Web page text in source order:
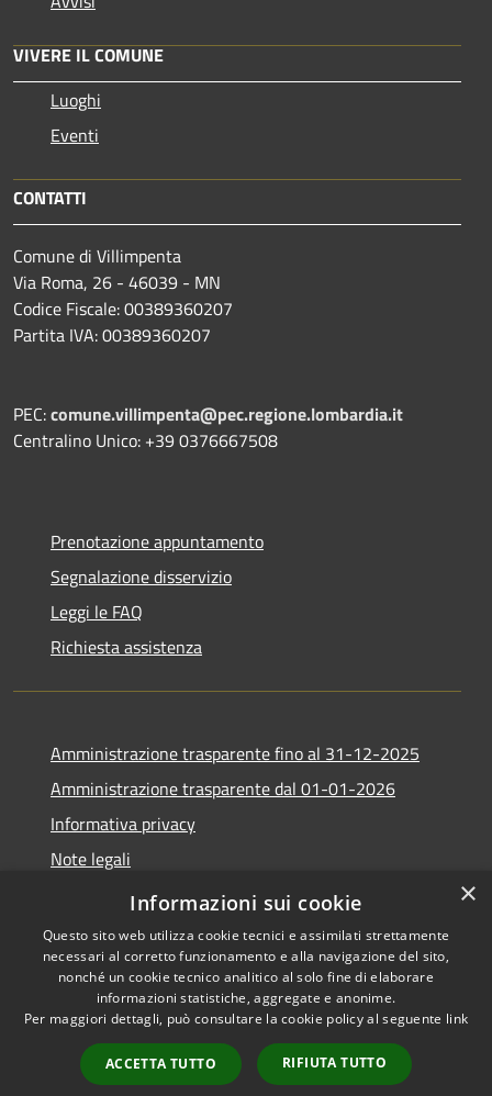
VIVERE IL COMUNE
Luoghi
Eventi
CONTATTI
Comune di Villimpenta
Via Roma, 26 - 46039 - MN
Codice Fiscale: 00389360207
Partita IVA: 00389360207
PEC:comune.villimpenta@pec.regione.lombardia.it
Centralino Unico: +39 0376667508
Prenotazione appuntamento
Segnalazione disservizio
Leggi le FAQ
Richiesta assistenza
Amministrazione trasparente fino al 31-12-2025
Amministrazione trasparente dal 01-01-2026
Informativa privacy
Note legali
Dichiarazione di accessibilità
Accessibilità
Copyright © 2026 • Comune di
Villimpenta • Powered by
Municipium•
Accesso
redazione
×
Informazioni sui cookie
Questo sito web utilizza cookie tecnici e assimilati strettamente
necessari al corretto funzionamento e alla navigazione del sito,
nonché un cookie tecnico analitico al solo fine di elaborare
informazioni statistiche, aggregate e anonime.
Per maggiori dettagli, può consultare la cookie policy al seguente link
ACCETTA TUTTO RIFIUTA TUTTO